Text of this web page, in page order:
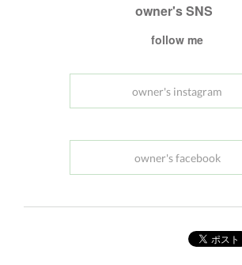
owner's SNS
follow me
owner's instagram
owner's facebook